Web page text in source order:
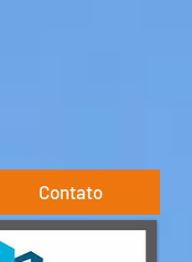
Contato